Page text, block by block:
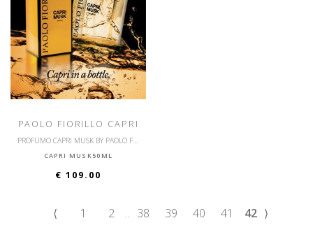
PAOLO FIORILLO CAPRI
CAPRI MUSK50ML
€ 109.00
⟨ 1 2 .. 38 39 40 41 42 ⟩